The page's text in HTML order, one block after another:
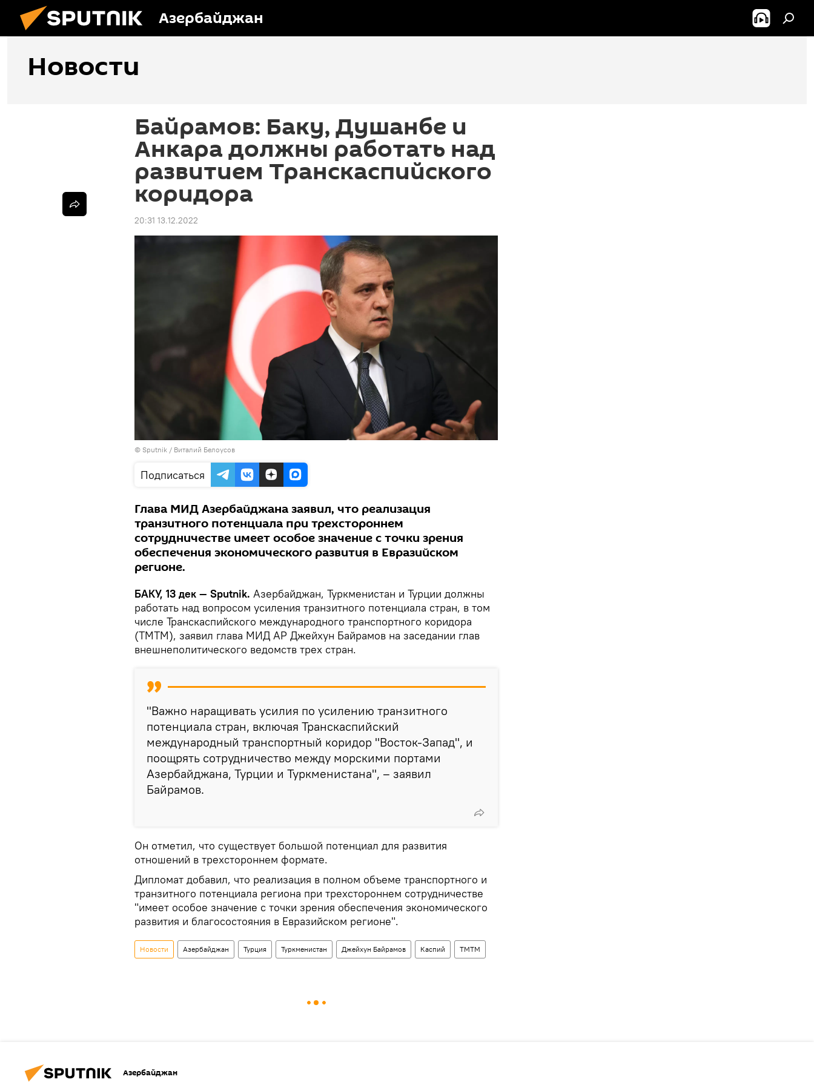
Азербайджан
Новости
Байрамов: Баку, Душанбе и
Анкара должны работать над
развитием Транскаспийского
коридора
20:31 13.12.2022
© Sputnik / Виталий Белоусов
Подписаться
Глава МИД Азербайджана заявил, что реализация
транзитного потенциала при трехстороннем
сотрудничестве имеет особое значение с точки зрения
обеспечения экономического развития в Евразийском
регионе.
БАКУ, 13 дек — Sputnik. Азербайджан, Туркменистан и Турции должны
работать над вопросом усиления транзитного потенциала стран, в том
числе Транскаспийского международного транспортного коридора
(ТМТМ), заявил глава МИД АР Джейхун Байрамов на заседании глав
внешнеполитического ведомств трех стран.
"Важно наращивать усилия по усилению транзитного
потенциала стран, включая Транскаспийский
международный транспортный коридор "Восток-Запад", и
поощрять сотрудничество между морскими портами
Азербайджана, Турции и Туркменистана", – заявил
Байрамов.
Он отметил, что существует большой потенциал для развития
отношений в трехстороннем формате.
Дипломат добавил, что реализация в полном объеме транспортного и
транзитного потенциала региона при трехстороннем сотрудничестве
"имеет особое значение с точки зрения обеспечения экономического
развития и благосостояния в Евразийском регионе".
Новости Азербайджан Турция Туркменистан Джейхун Байрамов Каспий ТМТМ
Азербайджан